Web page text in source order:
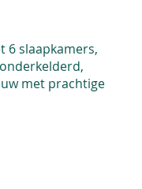
6 slaapkamers,
met prachtige